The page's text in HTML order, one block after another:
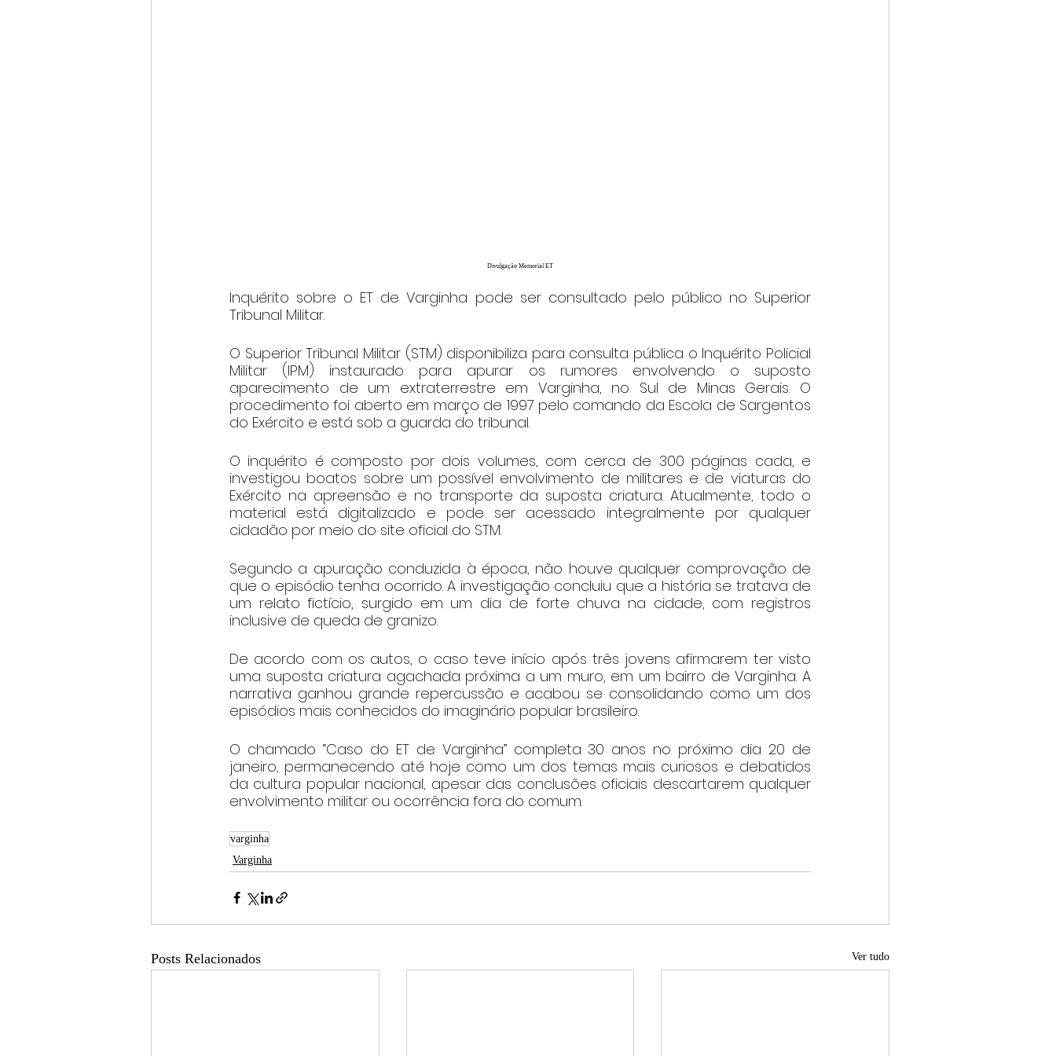
Divulgação Memorial ET
Inquérito sobre o ET de Varginha pode ser consultado pelo público no Superior
Tribunal Militar.
O Superior Tribunal Militar (STM) disponibiliza para consulta pública o Inquérito Policial
Militar (IPM) instaurado para apurar os rumores envolvendo o suposto
aparecimento de um extraterrestre em Varginha, no Sul de Minas Gerais. O
procedimento foi aberto em março de 1997 pelo comando da Escola de Sargentos
do Exército e está sob a guarda do tribunal.
O inquérito é composto por dois volumes, com cerca de 300 páginas cada, e
investigou boatos sobre um possível envolvimento de militares e de viaturas do
Exército na apreensão e no transporte da suposta criatura. Atualmente, todo o
material está digitalizado e pode ser acessado integralmente por qualquer
cidadão por meio do site oficial do STM.
Segundo a apuração conduzida à época, não houve qualquer comprovação de
que o episódio tenha ocorrido. A investigação concluiu que a história se tratava de
um relato fictício, surgido em um dia de forte chuva na cidade, com registros
inclusive de queda de granizo.
De acordo com os autos, o caso teve início após três jovens afirmarem ter visto
uma suposta criatura agachada próxima a um muro, em um bairro de Varginha. A
narrativa ganhou grande repercussão e acabou se consolidando como um dos
episódios mais conhecidos do imaginário popular brasileiro.
O chamado “Caso do ET de Varginha” completa 30 anos no próximo dia 20 de
janeiro, permanecendo até hoje como um dos temas mais curiosos e debatidos
da cultura popular nacional, apesar das conclusões oficiais descartarem qualquer
envolvimento militar ou ocorrência fora do comum.
varginha
Varginha
Posts Relacionados Ver tudo